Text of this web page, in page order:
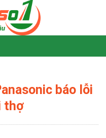
báo lỗi
thợ